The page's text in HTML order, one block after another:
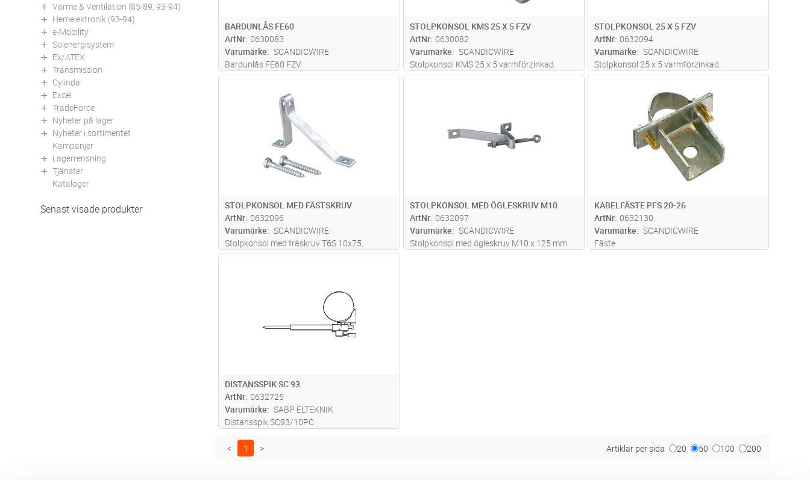
Värme & Ventilation (85-89, 93-94)
Hemelektronik (93-94)
e-Mobility
Solenergisystem
Ex/ATEX
Transmission
Cylinda
Excel
TradeForce
Nyheter på lager
Nyheter i sortimentet
Kampanjer
Lagerrensning
Tjänster
Kataloger
Senast visade produkter
BARDUNLÅS FE60
ArtNr 0630083
Varumärke
SCANDICWIRE
Bardunlås FE60 FZV.
STOLPKONSOL KMS 25 X 5 FZV
ArtNr 0630082
Varumärke
SCANDICWIRE
Stolpkonsol KMS 25 x 5 varmförzinkad.
STOLPKONSOL 25 X 5 FZV
ArtNr 0632094
Varumärke
SCANDICWIRE
Stolpkonsol 25 x 5 varmförzinkad.
STOLPKONSOL MED FÄSTSKRUV
ArtNr 0632096
Varumärke
SCANDICWIRE
Stolpkonsol med träskruv T6S 10x75.
STOLPKONSOL MED ÖGLESKRUV M10
ArtNr 0632097
Varumärke
SCANDICWIRE
Stolpkonsol med ögleskruv M10 x 125 mm.
KABELFÄSTE PFS 20-26
ArtNr 0632130
Varumärke
SCANDICWIRE
Fäste
DISTANSSPIK SC 93
ArtNr 0632725
Varumärke
SABP ELTEKNIK
Distansspik SC93/10PC
< 1 > Artiklar per sida 20 50 100 200